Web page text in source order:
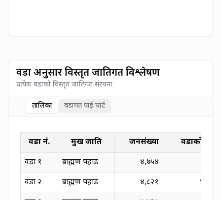
वडा अनुसार विस्तृत जातिगत विश्लेषण
प्रत्येक वडाको विस्तृत जातिगत संरचना
तालिका वडागत पाई चार्ट
वडा नं. प्रमुख जाति जनसंख्या
वडाको
वडा १ ब्राह्मण पहाड ४,७५४
वडा २ ब्राह्मण पहाड ४,८२१